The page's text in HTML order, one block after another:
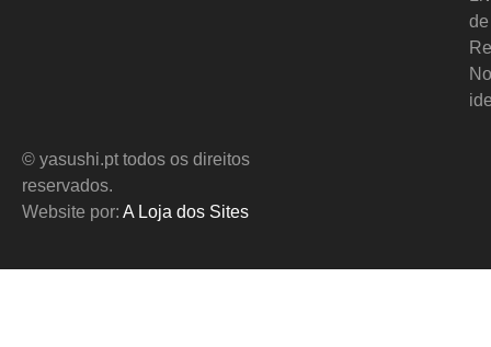
de
© yasushi.pt todos os direitos
reservados.
Website por: A Loja dos Sites